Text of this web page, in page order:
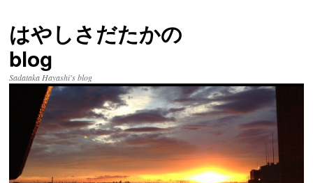
はやしさだたかの
blog
Sadataka Hayashi's blog